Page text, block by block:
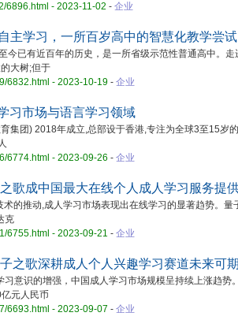
6896.html - 2023-11-02 - 企业
主学习，一所百岁高中的智慧化教学尝试
已有近百年的历史，是一所省级示范性普通高中。走
大树;但于
6832.html - 2023-10-19 - 企业
习市场与语言学习领域
团) 2018年成立,总部设于香港,专注为全球3至15岁
6774.html - 2023-09-26 - 企业
歌成中国最大在线个人成人学习服务提
推动,成人学习市场表现出在线学习的显著趋势。量
克
6755.html - 2023-09-21 - 企业
之歌深耕成人个人兴趣学习赛道未来可期
识的增强，中国成人学习市场规模呈持续上涨趋势
元人民币
6693.html - 2023-09-07 - 企业